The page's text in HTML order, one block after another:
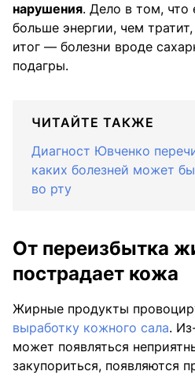
нарушения. Дело в том, что
больше энергии, чем
итог — болезни вроде
подагры.
ЧИТАЙТЕ ТАКЖЕ
Диагност Ювченко
каких болезней может
во рту
От переизбытка
пострадает кожа
Жирные продукты
выработку кожного сала.
может появляться
закупориться, появляются